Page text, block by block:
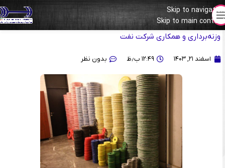
Skip to navigation
Skip to main content
آغاز ارسال تجهیزات اهدایی به هیات‌های استانی با تلاش فدراسیون
وزنه‌برداری و همکاری شرکت نفت
اسفند ۲۱, ۱۴۰۳ ۱۲:۴۹ ب٫ظ بدون نظر